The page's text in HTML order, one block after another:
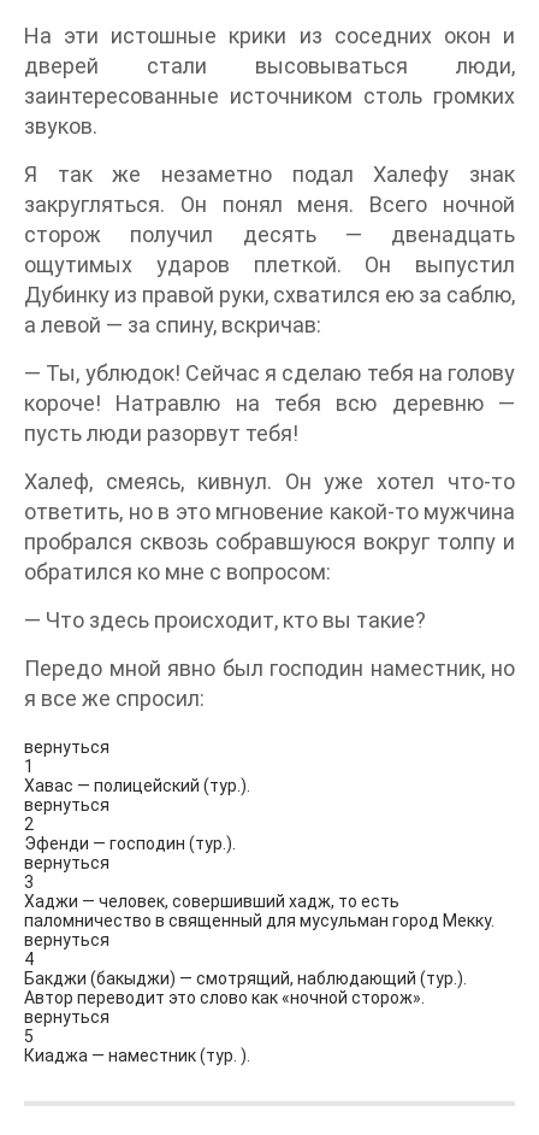
На эти истошные крики из соседних окон и
дверей стали высовываться люди,
заинтересованные источником столь громких
звуков.
Я так же незаметно подал Халефу знак
закругляться. Он понял меня. Всего ночной
сторож получил десять — двенадцать
ощутимых ударов плеткой. Он выпустил
Дубинку из правой руки, схватился ею за саблю,
а левой — за спину, вскричав:
— Ты, ублюдок! Сейчас я сделаю тебя на голову
короче! Натравлю на тебя всю деревню —
пусть люди разорвут тебя!
Халеф, смеясь, кивнул. Он уже хотел что-то
ответить, но в это мгновение какой-то мужчина
пробрался сквозь собравшуюся вокруг толпу и
обратился ко мне с вопросом:
— Что здесь происходит, кто вы такие?
Передо мной явно был господин наместник, но
я все же спросил:
вернуться
1
Хавас — полицейский (тур.).
вернуться
2
Эфенди — господин (тур.).
вернуться
3
Хаджи — человек, совершивший хадж, то есть
паломничество в священный для мусульман город Мекку.
вернуться
4
Бакджи (бакыджи) — смотрящий, наблюдающий (тур.).
Автор переводит это слово как «ночной сторож».
вернуться
5
Киаджа — наместник (тур. ).